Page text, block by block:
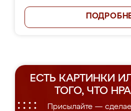
ЕСТЬ КАРТИНКИ
ТОГО, ЧТО
Присылайте —